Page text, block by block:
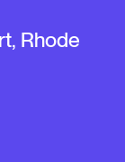
Rhode